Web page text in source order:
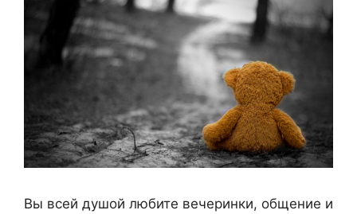
Вы всей душой любите вечеринки, общение и